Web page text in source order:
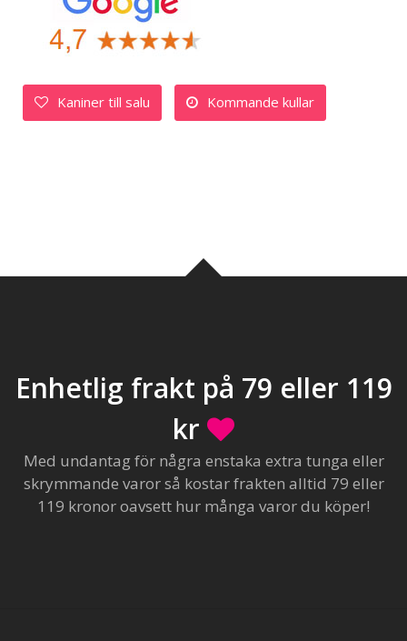
Kaniner till salu Kommande kullar
Enhetlig frakt på 79 eller 119
kr
Med undantag för några enstaka extra tunga eller
skrymmande varor så kostar frakten alltid 79 eller
119 kronor oavsett hur många varor du köper!